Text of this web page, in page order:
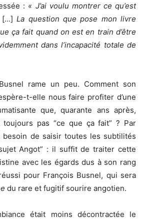
: « J’ai voulu montrer ce qu’est
[…]La question que pose mon livre
ça fait quand on est en train d’être
dans l’incapacité totale de
rame un peu. Comment son
t-elle nous faire profiter d’une
que, quarante ans après,
pas “ce que ça fait” ? Par
besoin de saisir toutes les subtilités
Angot” : il suffit de traiter cette
avec les égards dus à son rang
pour François Busnel, qui sera
du rare et fugitif sourire angotien.
était moins décontractée le